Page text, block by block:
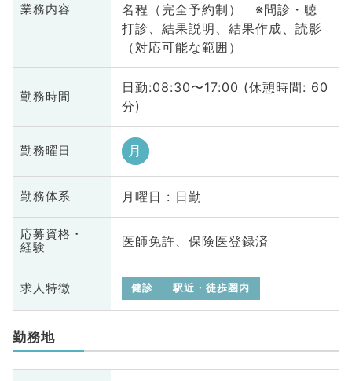
業務内容
名程（完全予約制） ※問診・聴
打診、結果説明、結果作成、読影
（対応可能な範囲）
勤務時間
日勤:08:30〜17:00 (休憩時間: 60
分)
勤務曜日 月
勤務体系 月曜日 : 日勤
応募資格・
経験
医師免許、保険医登録済
求人特徴 健診 駅近・徒歩圏内
勤務地